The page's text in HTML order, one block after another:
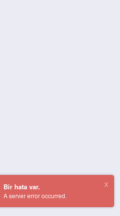
Bir hata var.
A server error occurred.